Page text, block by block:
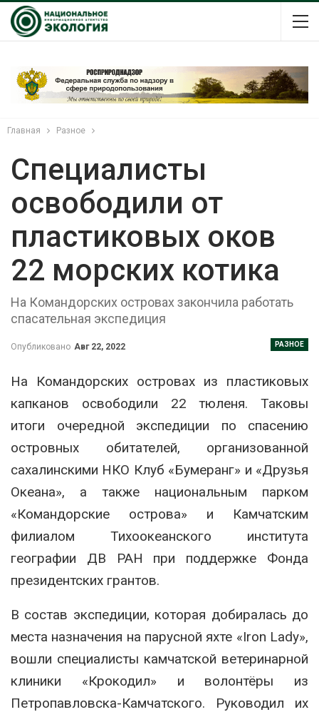
Главная Разное
Специалисты
освободили от
пластиковых оков
22 морских котика
На Командорских островах закончила работать
спасательная экспедиция
РАЗНОЕ
Опубликовано Авг 22, 2022
На Командорских островах из пластиковых
капканов освободили 22 тюленя. Таковы
итоги очередной экспедиции по спасению
островных обитателей, организованной
сахалинскими НКО Клуб «Бумеранг» и «Друзья
Океана», а также национальным парком
«Командорские острова» и Камчатским
филиалом Тихоокеанского института
географии ДВ РАН при поддержке Фонда
президентских грантов.
В состав экспедиции, которая добиралась до
места назначения на парусной яхте «Iron Lady»,
вошли специалисты камчатской ветеринарной
клиники «Крокодил» и волонтёры из
Петропавловска-Камчатского. Руководил их